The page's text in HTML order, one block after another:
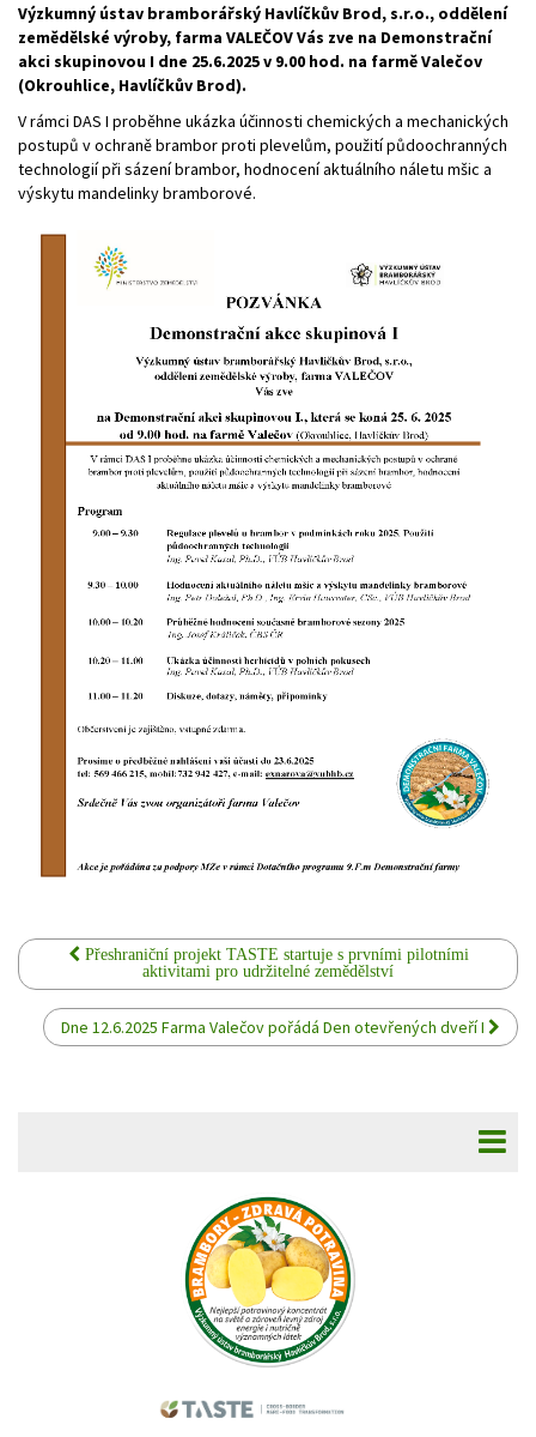
Výzkumný ústav bramborářský Havlíčkův Brod, s.r.o., oddělení
zemědělské výroby, farma VALEČOV Vás zve na Demonstrační
akci skupinovou I dne 25.6.2025 v 9.00 hod. na farmě Valečov
(Okrouhlice, Havlíčkův Brod).
V rámci DAS I proběhne ukázka účinnosti chemických a mechanických
postupů v ochraně brambor proti plevelům, použití půdoochranných
technologií při sázení brambor, hodnocení aktuálního náletu mšic a
výskytu mandelinky bramborové.
Přeshraniční projekt TASTE startuje s prvními pilotními
aktivitami pro udržitelné zemědělství
Dne 12.6.2025 Farma Valečov pořádá Den otevřených dveří I